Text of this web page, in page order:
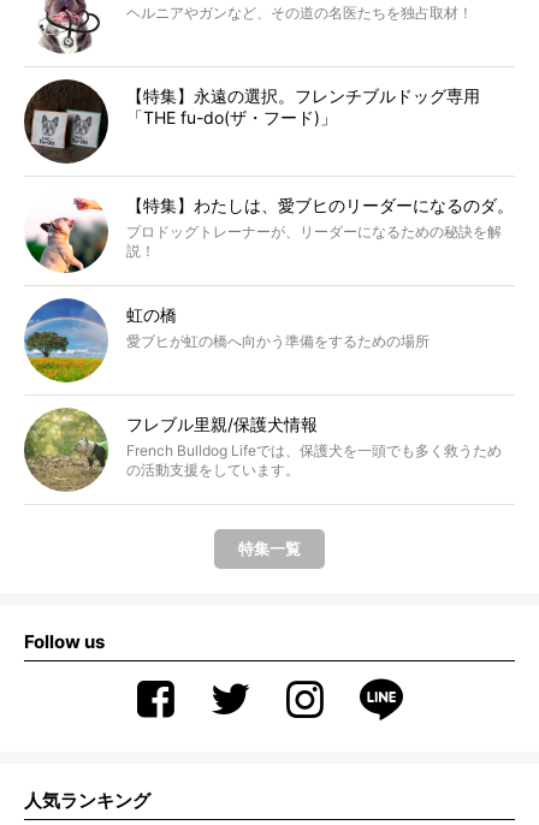
ヘルニアやガンなど、その道の名医たちを独占取材！
【特集】永遠の選択。フレンチブルドッグ専用
「THE fu-do(ザ・フード)」
【特集】わたしは、愛ブヒのリーダーになるのダ。
プロドッグトレーナーが、リーダーになるための秘訣を解
説！
虹の橋
愛ブヒが虹の橋へ向かう準備をするための場所
フレブル里親/保護犬情報
French Bulldog Lifeでは、保護犬を一頭でも多く救うため
の活動支援をしています。
特集一覧
Follow us
人気ランキング